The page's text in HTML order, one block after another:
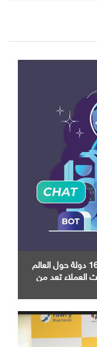
93% من مبحوثي جيل طفرة المواليد في 16 دولة حول العالم
العملاء تعد من